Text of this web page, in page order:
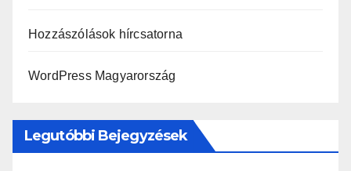
Hozzászólások hírcsatorna
WordPress Magyarország
Legutóbbi Bejegyzések